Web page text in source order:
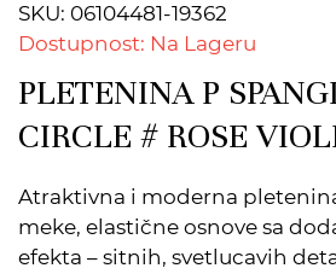
SKU: 06104481-19362
Dostupnost: Na Lageru
PLETENINA P
CIRCLE # ROSE
Atraktivna i moderna
meke, elastične osnove sa
efekta – sitnih, svetlucavih